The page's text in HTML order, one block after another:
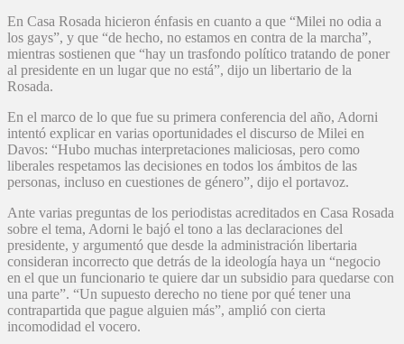
En Casa Rosada hicieron énfasis en cuanto a que “Milei no odia a
los gays”, y que “de hecho, no estamos en contra de la marcha”,
mientras sostienen que “hay un trasfondo político tratando de poner
al presidente en un lugar que no está”, dijo un libertario de la
Rosada.
En el marco de lo que fue su primera conferencia del año, Adorni
intentó explicar en varias oportunidades el discurso de Milei en
Davos: “Hubo muchas interpretaciones maliciosas, pero como
liberales respetamos las decisiones en todos los ámbitos de las
personas, incluso en cuestiones de género”, dijo el portavoz.
Ante varias preguntas de los periodistas acreditados en Casa Rosada
sobre el tema, Adorni le bajó el tono a las declaraciones del
presidente, y argumentó que desde la administración libertaria
consideran incorrecto que detrás de la ideología haya un “negocio
en el que un funcionario te quiere dar un subsidio para quedarse con
una parte”. “Un supuesto derecho no tiene por qué tener una
contrapartida que pague alguien más”, amplió con cierta
incomodidad el vocero.